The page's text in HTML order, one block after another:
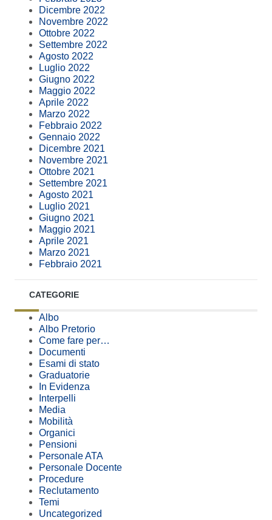
Dicembre 2022
Novembre 2022
Ottobre 2022
Settembre 2022
Agosto 2022
Luglio 2022
Giugno 2022
Maggio 2022
Aprile 2022
Marzo 2022
Febbraio 2022
Gennaio 2022
Dicembre 2021
Novembre 2021
Ottobre 2021
Settembre 2021
Agosto 2021
Luglio 2021
Giugno 2021
Maggio 2021
Aprile 2021
Marzo 2021
Febbraio 2021
CATEGORIE
Albo
Albo Pretorio
Come fare per…
Documenti
Esami di stato
Graduatorie
In Evidenza
Interpelli
Media
Mobilità
Organici
Pensioni
Personale ATA
Personale Docente
Procedure
Reclutamento
Temi
Uncategorized